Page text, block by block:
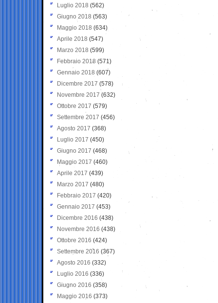
Luglio 2018 (562)
Giugno 2018 (563)
Maggio 2018 (634)
Aprile 2018 (547)
Marzo 2018 (599)
Febbraio 2018 (571)
Gennaio 2018 (607)
Dicembre 2017 (578)
Novembre 2017 (632)
Ottobre 2017 (579)
Settembre 2017 (456)
Agosto 2017 (368)
Luglio 2017 (450)
Giugno 2017 (468)
Maggio 2017 (460)
Aprile 2017 (439)
Marzo 2017 (480)
Febbraio 2017 (420)
Gennaio 2017 (453)
Dicembre 2016 (438)
Novembre 2016 (438)
Ottobre 2016 (424)
Settembre 2016 (367)
Agosto 2016 (332)
Luglio 2016 (336)
Giugno 2016 (358)
Maggio 2016 (373)